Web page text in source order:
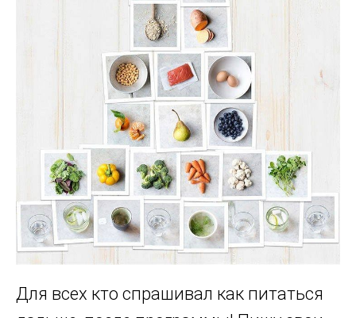
Для всех кто спрашивал как питаться